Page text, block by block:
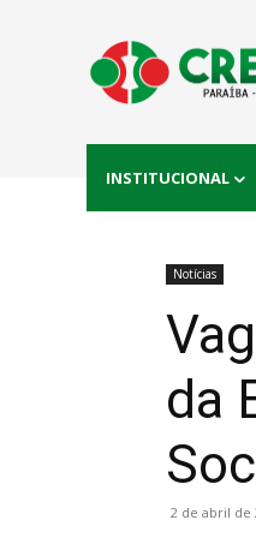
INSTITUCIONAL
Notícias
da
2 de abril de